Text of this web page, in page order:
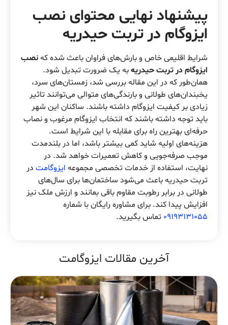
پیشنهاد نهایی محتوای نصب
ایزوگام در تربت حیدریه
شرایط اقلیمی خاص و بارش‌های فراوان باعث شده کهنصب
ایزوگام در تربت حیدریهبه یک ضرورت تبدیل شود.
همان‌طور که در این مقاله بررسی شد، زمستان‌های سرد،
یخبندان‌های طولانی و بارندگی‌های متوالی می‌توانند تاثیر
زیادی بر کیفیت ایزوگام داشته باشند. ساکنان این شهر
باید توجه داشته باشند که انتخاب ایزوگام مرغوب و نصاب
حرفه‌ای بهترین راه برای مقابله با این شرایط است.
هزینه‌های اولیه شاید کمی بیشتر باشد، اما در بلندمدت
موجب صرفه‌جویی و کاهش تعمیرات خواهد شد. در
نهایت، استفاده از خدمات تخصصی مجموعه ایزوگامت در
تربت حیدریه باعث می‌شود ساختمان‌ها برای سال‌های
طولانی در برابر رطوبت مقاوم باقی بمانند و ارزش ملک نیز
افزایش پیدا کند. برای مشاوره رایگان با شماره
09193131055 تماس بگیرید.
آخرین مقالات ایزوگامت